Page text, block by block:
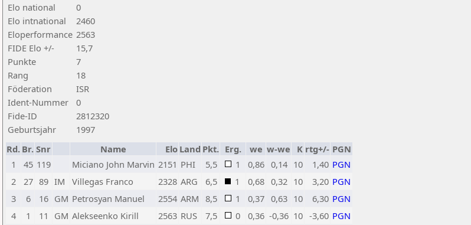
Elo national
0
Elo intnational
2460
Eloperformance 2563
FIDE Elo +/-
15,7
Punkte
7
Rang
18
Föderation
ISR
Ident-Nummer
0
Fide-ID
2812320
Geburtsjahr
1997
Rd. Br. Snr Name Elo Land Pkt. Erg. we w-we K rtg+/- PGN
1
45 119 Miciano John Marvin 2151 PHI 5,5 1 0,86 0,14 10 1,40 PGN
2
27 89 IM Villegas Franco 2328 ARG 6,5 1 0,68 0,32 10 3,20 PGN
3
6 16 GM Petrosyan Manuel 2554 ARM 8,5 1 0,37 0,63 10 6,30 PGN
4
1 11 GM Alekseenko Kirill 2563 RUS 7,5 0 0,36 -0,36 10 -3,60 PGN